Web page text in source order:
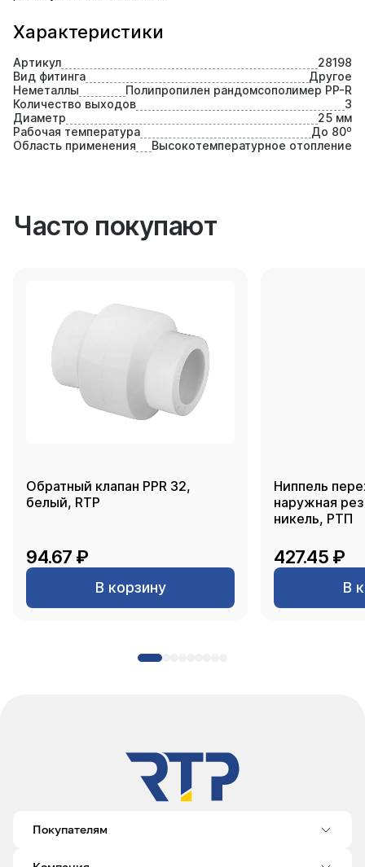
Характеристики
Артикул
28198
Вид фитинга
Другое
Неметаллы
Полипропилен рандомсополимер PP-R
Количество выходов
3
Диаметр
25 мм
Рабочая температура
До 80⁰
Область применения
Высокотемпературное отопление
Часто покупают
Обратный клапан PPR 32,
белый, RTP
94.67 ₽
В корзину
Ниппель
наружная
никель, РТП
427.45 ₽
В
Покупателям